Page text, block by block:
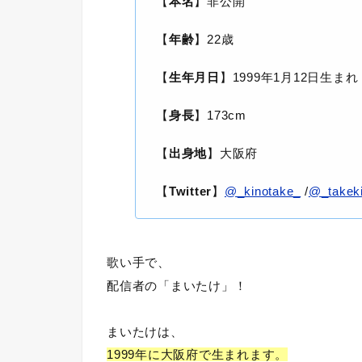
【年齢】22歳
【生年月日 】1999年1月12日生まれ
【身長】173cm
【 出身地】大阪府
【Twitter】 @_kinotake_ /
歌い手で、
配信者の「まいたけ」！
まいたけは、
1999年に大阪府で生まれます。